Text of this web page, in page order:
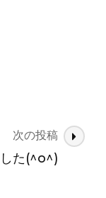
次の投稿
た(^o^)